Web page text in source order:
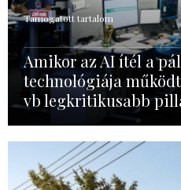
Támogatott tartalom
Amikor az AI ítél a
technológiája
vb legkritikusabb